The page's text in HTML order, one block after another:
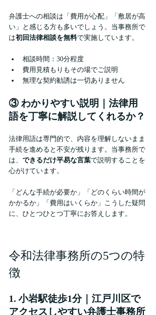
弁護士への相談は「費用が心配」「敷居が高
い」と感じる方も多いでしょう。当事務所で
は初回法律相談を無料で実施しています。
相談時間：30分程度
費用見積もりもその場でご説明
無理な契約勧誘は一切ありません
③ わかりやすい説明｜法律用
語を丁寧に解説してくれるか？
法律用語は専門的で、内容を理解しないまま
手続を進めると不安が残ります。当事務所で
は、 できるだけ平易な言葉で説明することを
心がけています。
「どんな手続が必要か」「どのくらい時間が
かかるか」「費用はいくらか」こうした疑問
に、ひとつひとつ丁寧にお答えします。
令和法律事務所の5つの特
徴
1. 小岩駅徒歩1分｜江戸川区で
アクセスしやすい弁護士事務所